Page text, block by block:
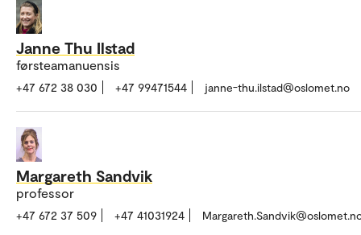
Janne Thu Ilstad
førsteamanuensis
+47 672 38 030 +47 99471544 janne-thu.ilstad@oslomet.no
Margareth Sandvik
professor
+47 672 37 509 +47 41031924